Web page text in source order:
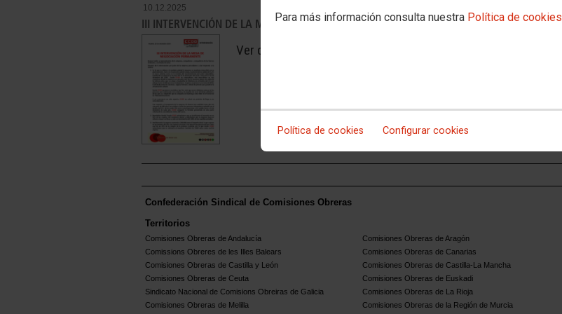
Para más información consulta nuestra Política de cookies
Política de cookies Configurar cookies
10.12.2025
III INTERVENCIÓN DE LA MESA DE NEGOCIACIÓN PERMANENTE
Ver documento
Confederación Sindical de Comisiones Obreras
Territorios
Comisiones Obreras de Andalucía Comisiones Obreras de Aragón
Comissions Obreres de les Illes Balears
Comisiones Obreras de Canarias
Comisiones Obreras de Castilla y León
Comisiones Obreras de Castilla-La Mancha
Comisiones Obreras de Ceuta
Comisiones Obreras de Euskadi
Sindicato Nacional de Comisions Obreiras de Galicia
Comisiones Obreras de La Rioja
Comisiones Obreras de Melilla
Comisiones Obreras de la Región de Murcia